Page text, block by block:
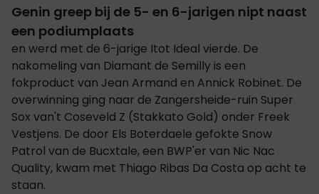
Genin greep bij de 5- en 6-jarigen nipt naast
een podiumplaats
en werd met de 6-jarige Itot Ideal vierde. De
nakomeling van Diamant de Semilly is een
fokproduct van Jean Armand en Annick Robinet. De
overwinning ging naar de Zangersheide-ruin Super
Sox van't Coseveld Z (Stakkato Gold) onder Freek
Vestjens. De door Els Boterdaele gefokte Snow
Patrol van de Bucxtale, een BWP'er van Nic Nac
Quality, kwam met Thiago Ribas Da Costa op acht te
staan.